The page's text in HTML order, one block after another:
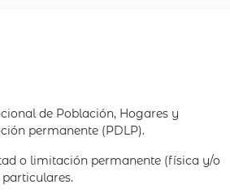
de Población, Hogares y
permanente (PDLP).
o limitación permanente (física y/o
particulares.